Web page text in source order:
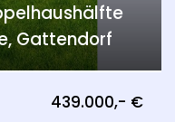
Gattendorf
439.000,- €